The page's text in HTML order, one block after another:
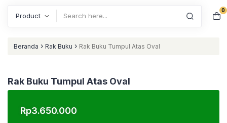
0
Beranda › Rak Buku › Rak Buku Tumpul Atas Oval
Rak Buku Tumpul Atas Oval
Rp3.650.000